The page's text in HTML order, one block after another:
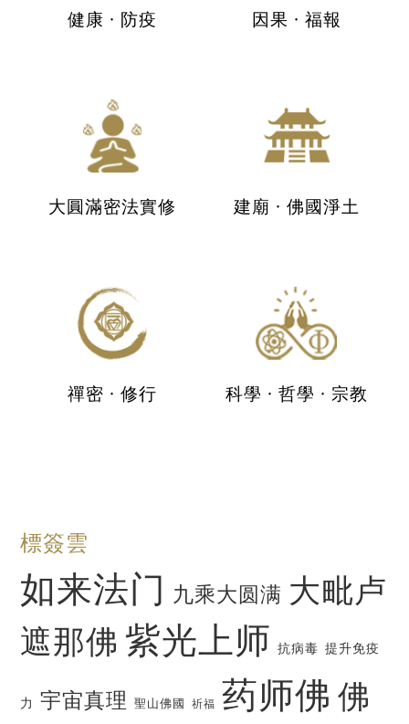
健康 · 防疫 因果 · 福報
大圓滿密法實修 建廟 · 佛國淨土
禪密 · 修行 科學 · 哲學 · 宗教
標簽雲
如来法门 九乘大圆满 大毗卢
遮那佛 紫光上师 抗病毒 提升免疫
力 宇宙真理 聖山佛國 祈福 药师佛 佛